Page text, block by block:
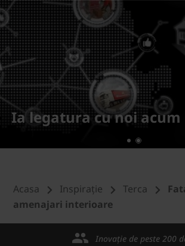
Ia legatura cu noi acum
Acasa Inspirație Terca
amenajari interioare
Inovație de peste 200